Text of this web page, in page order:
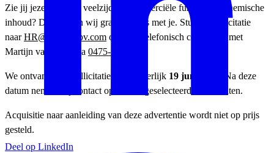
Zie jij jezelf in deze veelzijdige commerciële functie met chemische
inhoud? Dan maken wij graag kennis met je. Stuur je sollicitatie
naarHR@vanheesbv.com of neem telefonisch contact op met
Martijn van Hees via 0475-729469
We ontvangen je sollicitatie graag uiterlijk 19 juni 2026
. Na deze
datum nemen wij contact op met de geselecteerde kandidaten.
Acquisitie naar aanleiding van deze advertentie wordt niet op prijs
gesteld.
Deel op LinkedIn